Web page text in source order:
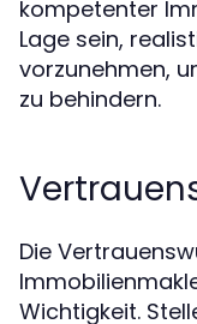
kompetenter
Lage sein,
vorzunehmen,
zu behindern.
Die
Wichtigkeit.